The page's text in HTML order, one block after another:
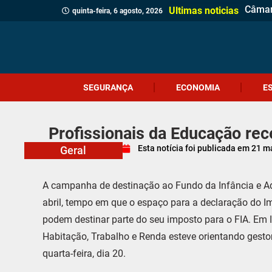
quinta-feira, 6 agosto, 2026 Ultimas noticias PM
Coral
Içara
PRF
Cocal
Volta
SEGURANÇA ECONOMIA
Profissionais da Educação
Geral Esta notícia foi publicada em 21
A campanha de destinação ao Fundo da Infância e
abril, tempo em que o espaço para a declaração do
podem destinar parte do seu imposto para o FIA.
Habitação, Trabalho e Renda esteve orientando
quarta-feira, dia 20.